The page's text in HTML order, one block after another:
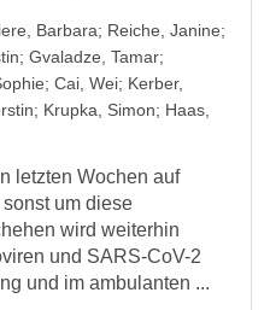
Barbara; Reiche, Janine;
; Gvaladze, Tamar;
; Cai, Wei; Kerber,
; Krupka, Simon; Haas,
letzten Wochen auf
um diese
wird weiterhin
und SARS-CoV-2
und im ambulanten ...